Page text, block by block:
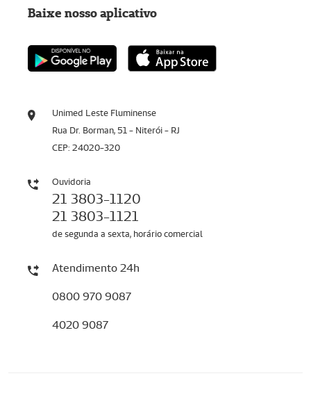
Unimed Leste Fluminense
Rua Dr. Borman, 51 - Niterói - RJ
CEP: 24020-320
Ouvidoria
21 3803-1120
21 3803-1121
de segunda a sexta, horário comercial
Atendimento 24h
0800 970 9087
4020 9087
Baixe nosso aplicativo